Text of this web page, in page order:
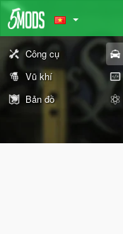
Công cụ
Vũ khí
Bản đồ